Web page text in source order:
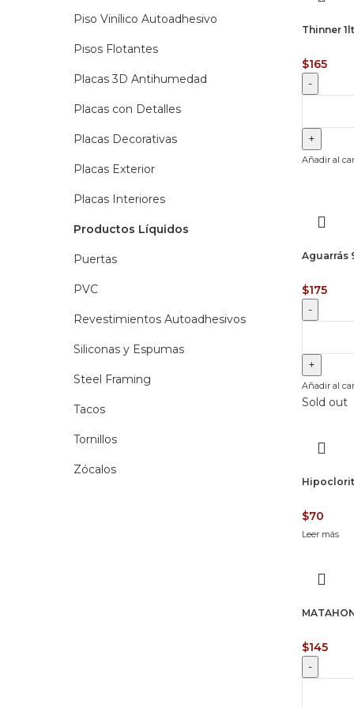
Thinner
$165
cantidad
Añadir al
Aguarrás
$175
ml
cantidad
Añadir al
Sold out
$70
Leer más
$145
Piso Vinílico Autoadhesivo
Pisos Flotantes
Placas 3D Antihumedad
Placas con Detalles
Placas Decorativas
Placas Exterior
Placas Interiores
Productos Líquidos
Puertas
PVC
Revestimientos Autoadhesivos
Siliconas y Espumas
Steel Framing
Tacos
Tornillos
Zócalos